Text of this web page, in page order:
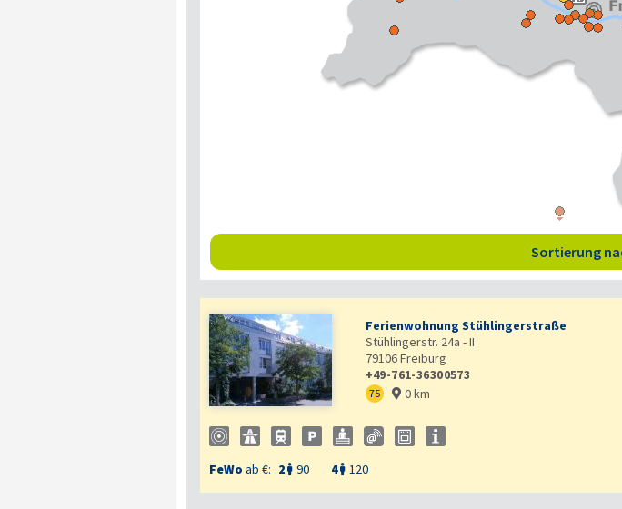
Sortierung
Ferienwohnung Stühlingerstraße
Stühlingerstr. 24a - II
79106Freiburg
+49-761-36300573
75  0 km
FeWo ab €: 2  90 4 120